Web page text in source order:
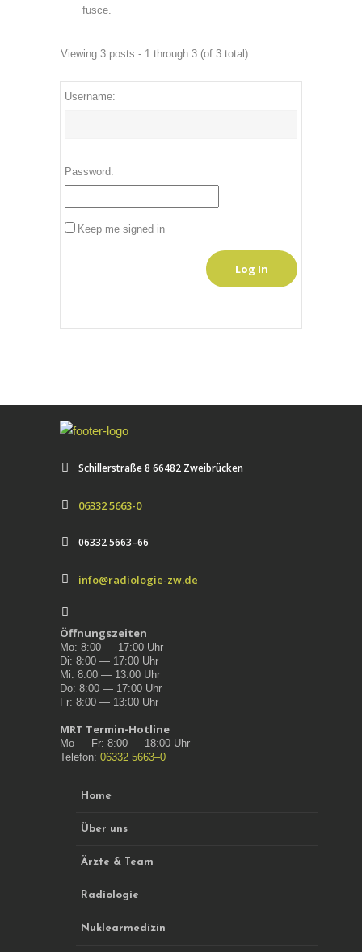
fusce.
Viewing 3 posts - 1 through 3 (of 3 total)
Username:
Password:
Keep me signed in
Log In
Schiller­straße 8 66482 Zweibrück­en
06332 5663-0
06332 5663–66
info@radiologie-zw.de
Öff­nungszeit­en
Mo: 8:00 — 17:00 Uhr
Di: 8:00 — 17:00 Uhr
Mi: 8:00 — 13:00 Uhr
Do: 8:00 — 17:00 Uhr
Fr: 8:00 — 13:00 Uhr
MRT Ter­min-Hot­line
Mo — Fr: 8:00 — 18:00 Uhr
Tele­fon: 06332 5663–0
Home
Über uns
Ärzte & Team
Radi­olo­gie
Nuk­learmedi­zin